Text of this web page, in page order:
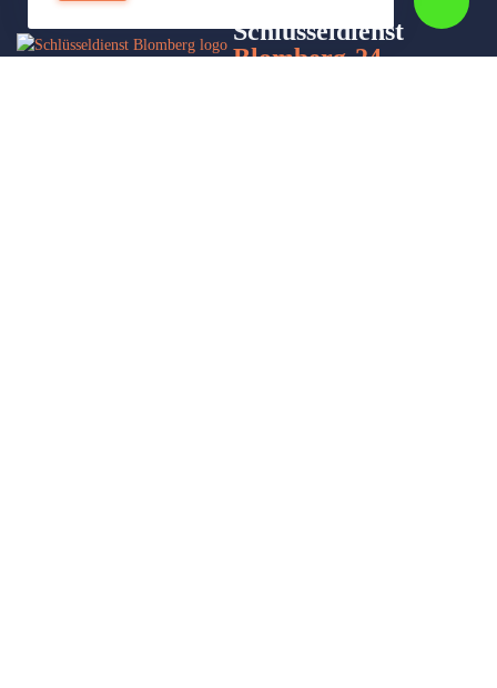
Schlüsseldienst
Blomberg-24